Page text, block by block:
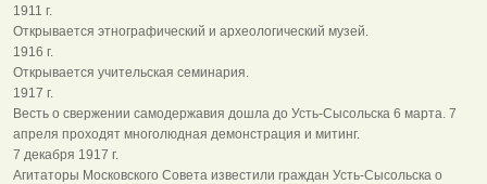
1911 г.
Открывается этнографический и археологический музей.
1916 г.
Открывается учительская семинария.
1917 г.
Весть о свержении самодержавия дошла до Усть-Сысольска 6 марта. 7
апреля проходят многолюдная демонстрация и митинг.
7 декабря 1917 г.
Агитаторы Московского Совета известили граждан Усть-Сысольска о